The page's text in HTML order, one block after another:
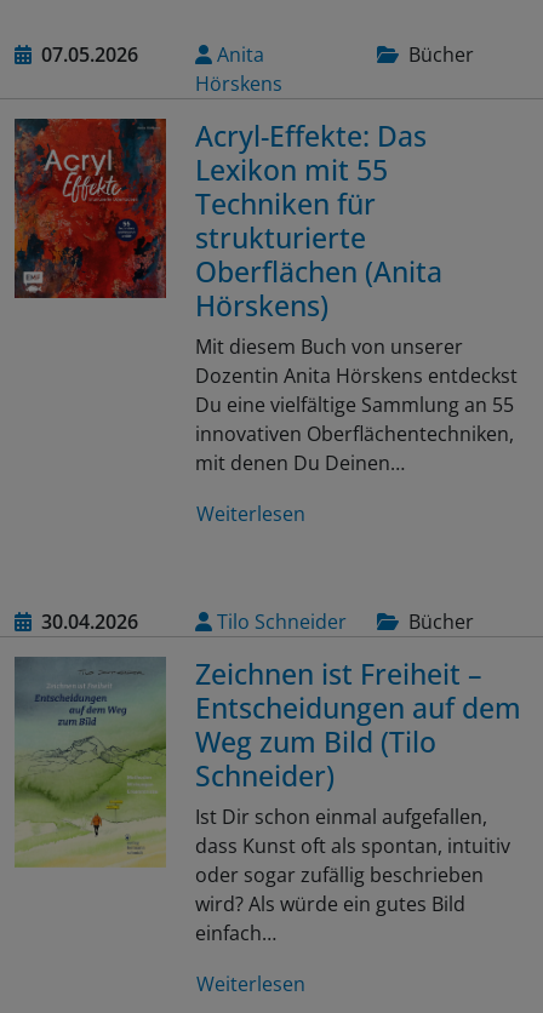
07.05.2026
Anita
Hörskens
Bücher
Acryl-Effekte: Das
Lexikon mit 55
Techniken für
strukturierte
Oberflächen (Anita
Hörskens)
Mit diesem Buch von unserer
Dozentin Anita Hörskens entdeckst
Du eine vielfältige Sammlung an 55
innovativen Oberflächentechniken,
mit denen Du Deinen…
Weiterlesen
30.04.2026 Tilo Schneider Bücher
Zeichnen ist Freiheit –
Entscheidungen auf dem
Weg zum Bild (Tilo
Schneider)
Ist Dir schon einmal aufgefallen,
dass Kunst oft als spontan, intuitiv
oder sogar zufällig beschrieben
wird? Als würde ein gutes Bild
einfach…
Weiterlesen